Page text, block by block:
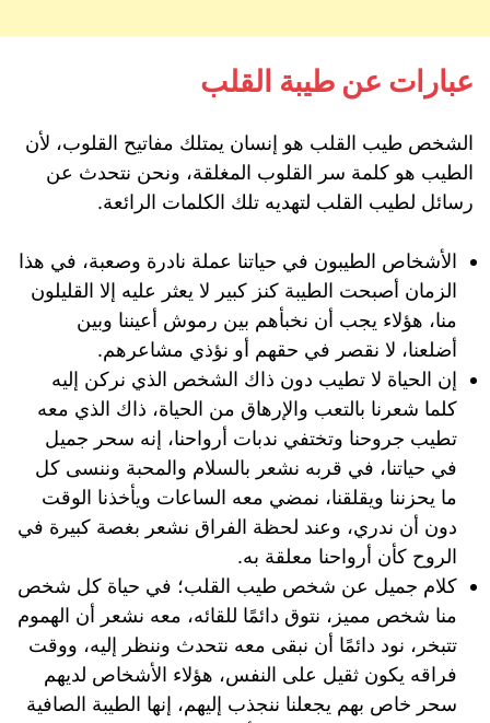
عبارات عن طيبة القلب
الشخص طيب القلب هو إنسان يمتلك مفاتيح القلوب، لأن
الطيب هو كلمة سر القلوب المغلقة، ونحن نتحدث عن
رسائل لطيب القلب لتهديه تلك الكلمات الرائعة.
الأشخاص الطيبون في حياتنا عملة نادرة وصعبة، في هذا
الزمان أصبحت الطيبة كنز كبير لا يعثر عليه إلا القليلون
منا، هؤلاء يجب أن نخبأهم بين رموش أعيننا وبين
أضلعنا، لا نقصر في حقهم أو نؤذي مشاعرهم.
إن الحياة لا تطيب دون ذاك الشخص الذي نركن إليه
كلما شعرنا بالتعب والإرهاق من الحياة، ذاك الذي معه
تطيب جروحنا وتختفي ندبات أرواحنا، إنه سحر جميل
في حياتنا، في قربه نشعر بالسلام والمحبة وننسى كل
ما يحزننا ويقلقنا، نمضي معه الساعات ويأخذنا الوقت
دون أن ندري، وعند لحظة الفراق نشعر بغصة كبيرة في
الروح كأن أرواحنا معلقة به.
كلام جميل عن شخص طيب القلب؛ في حياة كل شخص
منا شخص مميز، نتوق دائمًا للقائه، معه نشعر أن الهموم
تتبخر، نود دائمًا أن نبقى معه نتحدث وننظر إليه، ووقت
فراقه يكون ثقيل على النفس، هؤلاء الأشخاص لديهم
سحر خاص بهم يجعلنا ننجذب إليهم، إنها الطيبة الصافية